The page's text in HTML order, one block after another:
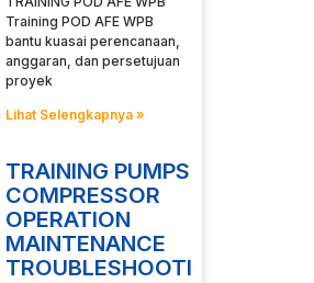
Training POD AFE WPB
bantu kuasai perencanaan,
anggaran, dan persetujuan
proyek
Lihat Selengkapnya »
TRAINING PUMPS
COMPRESSOR
OPERATION
MAINTENANCE
TROUBLESHOOTING